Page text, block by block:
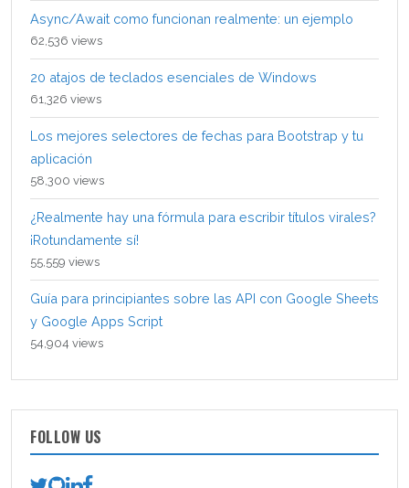
Async/Await como funcionan realmente: un ejemplo
62,536 views
20 atajos de teclados esenciales de Windows
61,326 views
Los mejores selectores de fechas para Bootstrap y tu
aplicación
58,300 views
¿Realmente hay una fórmula para escribir títulos virales?
¡Rotundamente sí!
55,559 views
Guía para principiantes sobre las API con Google Sheets
y Google Apps Script
54,904 views
FOLLOW US